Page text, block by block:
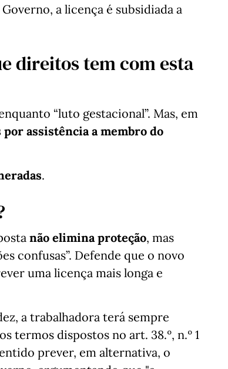
a licença é subsidiada a
direitos tem com esta
“luto gestacional”. Mas, em
por assistência a membro do
.
não elimina proteção, mas
confusas”. Defende que o novo
uma licença mais longa e
a trabalhadora terá sempre
termos dispostos no art. 38.º, n.º 1
prever, em alternativa, o